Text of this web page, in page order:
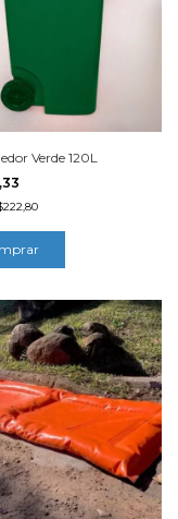
Verde 120L